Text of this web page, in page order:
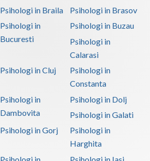
Psihologi in Braila
Psihologi in Brasov
Psihologi in
Bucuresti
Psihologi in Buzau
Psihologi in
Calarasi
Psihologi in Cluj
Psihologi in
Constanta
Psihologi in
Dambovita
Psihologi in Dolj
Psihologi in Galati
Psihologi in Gorj
Psihologi in
Harghita
Psihologi in Psihologi in Iasi